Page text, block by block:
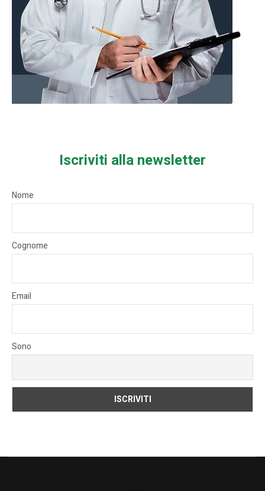
Iscriviti alla newsletter
Nome
Cognome
Email
Sono